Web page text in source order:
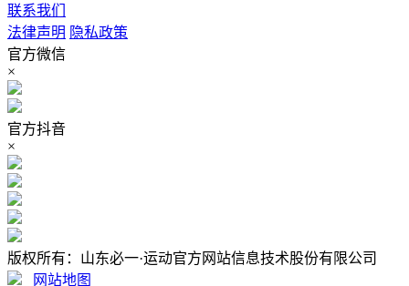
联系我们
法律声明 隐私政策
官方微信
×
官方抖音
×
版权所有：山东必一·运动官方网站信息技术股份有限公司
网站地图